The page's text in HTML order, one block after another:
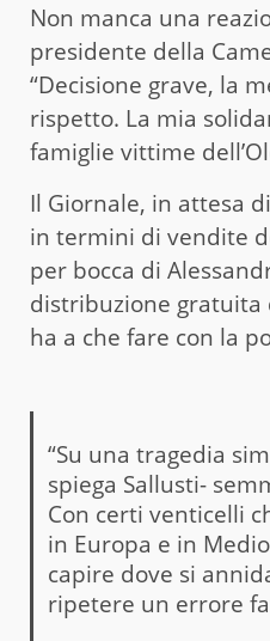
Non manca una
presidente della
“Decisione grave, la
rispetto. La mia
famiglie vittime
Il Giornale, in attesa
in termini di vendite
per bocca di
distribuzione gratuita
ha a che fare con la
“Su una tragedia
spiega Sallusti-
Con certi venticelli
in Europa e in
capire dove si
ripetere un errore